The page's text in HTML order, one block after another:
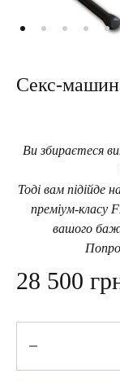
Секс-
Ви збираєтеся
Тоді вам підійде
преміум-класу
вашого
28 500